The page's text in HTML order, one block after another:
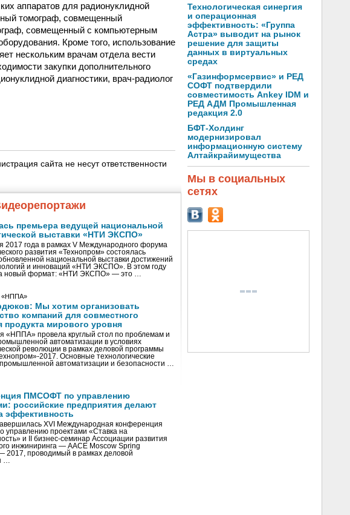
аппаратов для радионуклидной
томограф, совмещенный
совмещенный с компьютерным
Кроме того, использование
нескольким врачам отдела вести
закупки дополнительного
диагностики, врач-радиолог
сайта не несут ответственности
премьера ведущей национальной
выставки «НТИ ЭКСПО»
2017 года в рамках V Международного форума
развития «Технопром» состоялась
национальной выставки достижений
и инноваций «НТИ ЭКСПО». В этом году
новый формат: «НТИ ЭКСПО» — это …
«НППА»
Мы хотим организовать
компаний для совместного
продукта мирового уровня
«НППА» провела круглый стол по проблемам и
автоматизации в условиях
революции в рамках деловой программы
2017. Основные технологические
автоматизации и безопасности …
ПМСОФТ по управлению
российские предприятия делают
эффективность
XVI Международная конференция
управлению проектами «Ставка на
и II бизнес-семинар Ассоциации развития
инжиниринга — AACE Moscow Spring
2017, проводимый в рамках деловой
…
Технологическая синергия
и операционная
эффективность: «Группа
Астра» выводит на рынок
решение для защиты
данных в виртуальных
средах
«Газинформсервис» и РЕД
СОФТ подтвердили
совместимость Ankey IDM и
РЕД АДМ Промышленная
редакция 2.0
БФТ-Холдинг
модернизировал
информационную систему
Алтайкрайимущества
Мы в социальных
сетях